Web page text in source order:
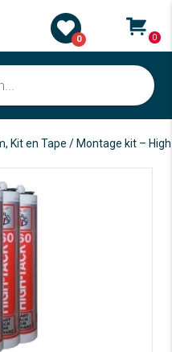
0 0
Kit en Tape / Montage kit – High